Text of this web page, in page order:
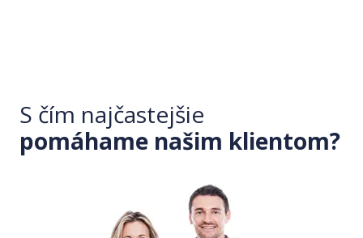
S čím najčastejšie
pomáhame našim klientom?